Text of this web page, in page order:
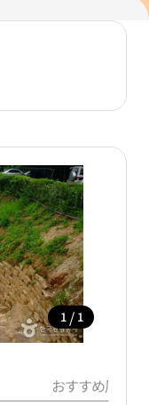
1 / 1
おすすめ周辺